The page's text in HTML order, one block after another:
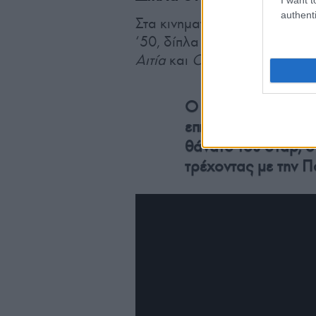
Στα κινηματογραφικά πλατό
‘50, δίπλα στον Τζέιμς Ντιν
Αιτία και Ο Γίγας
Ο Χόπερ, που
επηρεάστηκε
θάνατο του σταρ,
τρέχοντας με την